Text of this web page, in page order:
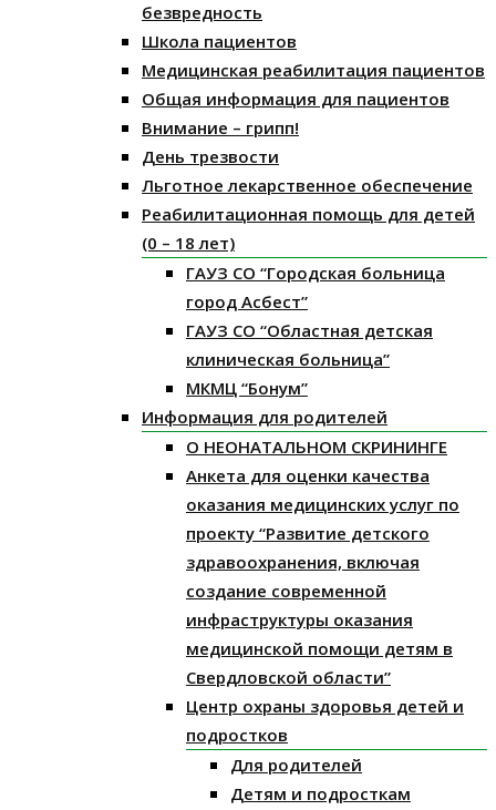
безвредность
Школа пациентов
Медицинская реабилитация пациентов
Общая информация для пациентов
Внимание – грипп!
День трезвости
Льготное лекарственное обеспечение
Реабилитационная помощь для детей
(0 – 18 лет)
ГАУЗ СО “Городская больница
город Асбест”
ГАУЗ СО “Областная детская
клиническая больница”
МКМЦ “Бонум”
Информация для родителей
О НЕОНАТАЛЬНОМ СКРИНИНГЕ
Анкета для оценки качества
оказания медицинских услуг по
проекту “Развитие детского
здравоохранения, включая
создание современной
инфраструктуры оказания
медицинской помощи детям в
Свердловской области”
Центр охраны здоровья детей и
подростков
Для родителей
Детям и подросткам